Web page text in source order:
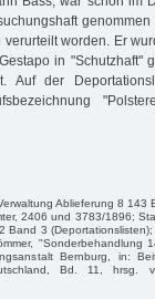
worden. Er
in "Schutzhaft"
Auf der
Ablieferung 8 143
2406 und 3783/1896;
Band 3
"Sonderbehandlung
Bernburg, in:
Bd. 11, hrsg.